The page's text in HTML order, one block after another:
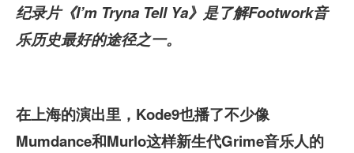
纪录片《I’m Tryna Tell Ya》是了解Footwork音
乐历史最好的途径之一。
在上海的演出里，Kode9也播了不少像
Mumdance和Murlo这样新生代Grime音乐人的